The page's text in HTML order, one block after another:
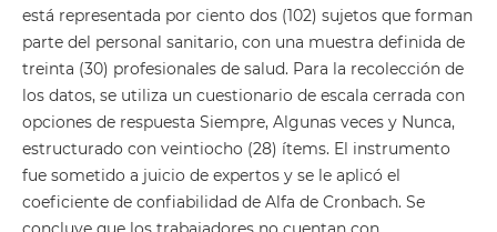
está representada por ciento dos (102) sujetos que forman
parte del personal sanitario, con una muestra definida de
treinta (30) profesionales de salud. Para la recolección de
los datos, se utiliza un cuestionario de escala cerrada con
opciones de respuesta Siempre, Algunas veces y Nunca,
estructurado con veintiocho (28) ítems. El instrumento
fue sometido a juicio de expertos y se le aplicó el
coeficiente de confiabilidad de Alfa de Cronbach. Se